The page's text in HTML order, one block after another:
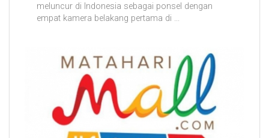
meluncur di Indonesia sebagai ponsel dengan
empat kamera belakang pertama di ...